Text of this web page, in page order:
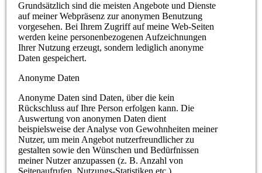
Grundsätzlich sind die meisten Angebote und Dienste
auf meiner Webpräsenz zur anonymen Benutzung
vorgesehen. Bei Ihrem Zugriff auf meine Web-Seiten
werden keine personenbezogenen Aufzeichnungen
Ihrer Nutzung erzeugt, sondern lediglich anonyme
Daten gespeichert.
Anonyme Daten
Anonyme Daten sind Daten, über die kein
Rückschluss auf Ihre Person erfolgen kann. Die
Auswertung von anonymen Daten dient
beispielsweise der Analyse von Gewohnheiten meiner
Nutzer, um mein Angebot nutzerfreundlicher zu
gestalten sowie den Wünschen und Bedürfnissen
meiner Nutzer anzupassen (z. B. Anzahl von